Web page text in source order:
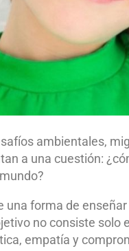
ambientales,
a una cuestión:
una forma de
no consiste solo
empatía y